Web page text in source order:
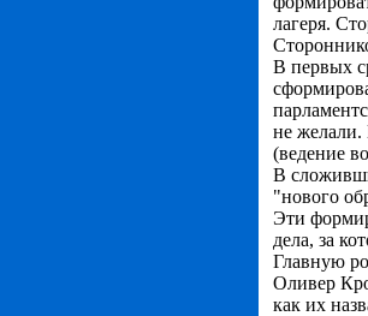
лагеря.
В первых
не желали.
(ведение
В
"нового
Эти
дела, за
Главную
Оливер
как их